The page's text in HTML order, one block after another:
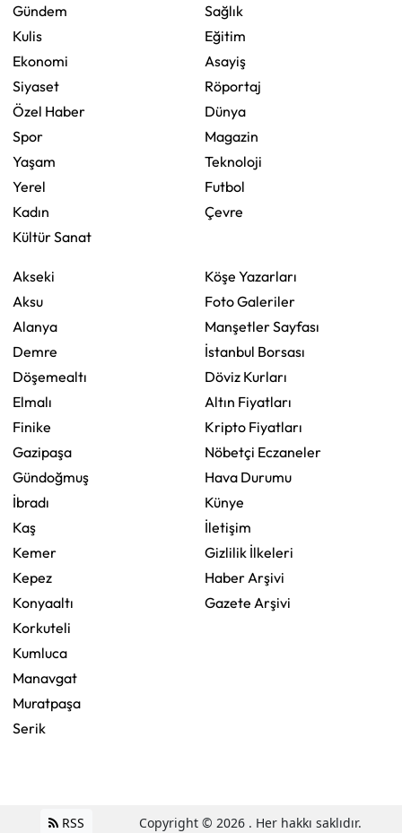
Gündem
Kulis
Ekonomi
Siyaset
Özel Haber
Spor
Yaşam
Yerel
Kadın
Kültür Sanat
Sağlık
Eğitim
Asayiş
Röportaj
Dünya
Magazin
Teknoloji
Futbol
Çevre
Akseki
Aksu
Alanya
Demre
Döşemealtı
Elmalı
Finike
Gazipaşa
Gündoğmuş
İbradı
Kaş
Kemer
Kepez
Konyaaltı
Korkuteli
Kumluca
Manavgat
Muratpaşa
Serik
Köşe Yazarları
Foto Galeriler
Manşetler Sayfası
İstanbul Borsası
Döviz Kurları
Altın Fiyatları
Kripto Fiyatları
Nöbetçi Eczaneler
Hava Durumu
Künye
İletişim
Gizlilik İlkeleri
Haber Arşivi
Gazete Arşivi
RSS Copyright © 2026 . Her hakkı saklıdır.